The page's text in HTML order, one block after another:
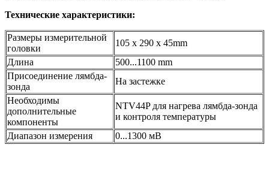
Технические характеристики:
Размеры измерительной
головки
105 x 290 x 45mm
Длина
500...1100 mm
Присоединение лямбда-
зонда
На застежке
Необходимы
дополнительные
компоненты
NTV44P для нагрева лямбда-зонда
и контроля температуры
Диапазон измерения
0...1300 мВ